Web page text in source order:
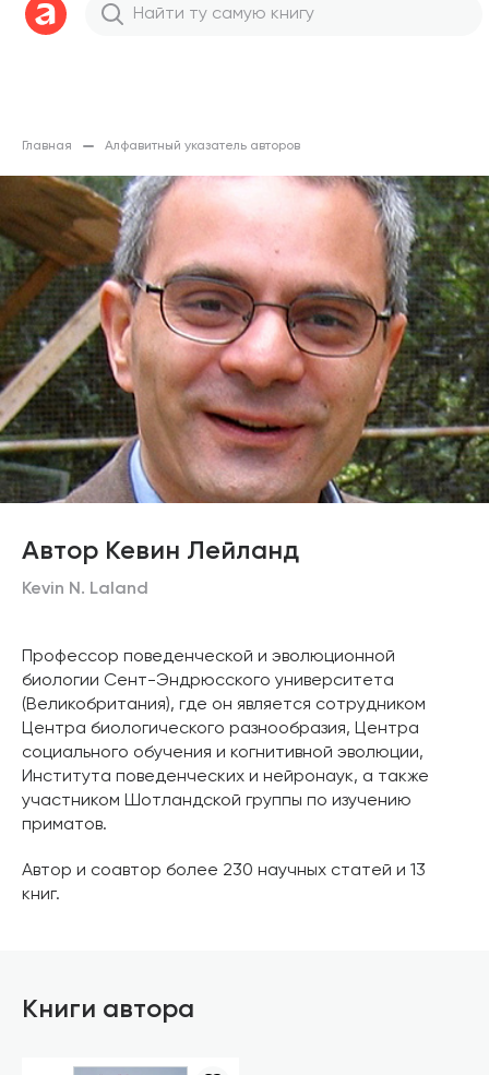
Главная Алфавитный указатель авторов
Автор Кевин Лейланд
Kevin N. Laland
Профессор поведенческой и эволюционной
биологии Сент-Эндрюсского университета
(Великобритания), где он является сотрудником
Центра биологического разнообразия, Центра
социального обучения и когнитивной эволюции,
Института поведенческих и нейронаук, а также
участником Шотландской группы по изучению
приматов.
Автор и соавтор более 230 научных статей и 13
книг.
Книги автора